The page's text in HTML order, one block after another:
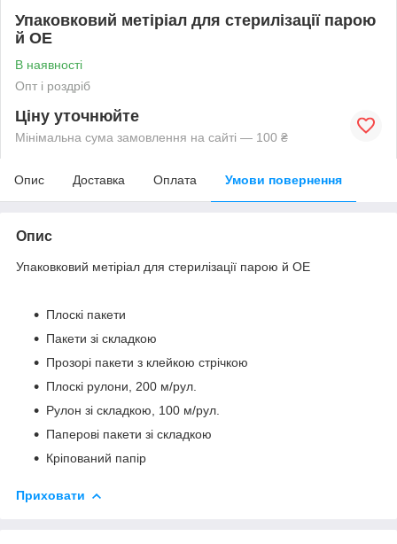
Упаковковий метіріал для стерилізації парою
й ОЕ
В наявності
Опт і роздріб
Ціну уточнюйте
Мінімальна сума замовлення на сайті — 100 ₴
Опис Доставка Оплата Умови повернення
Опис
Упаковковий метіріал для стерилізації парою й ОЕ
Плоскі пакети
Пакети зі складкою
Прозорі пакети з клейкою стрічкою
Плоскі рулони, 200 м/рул.
Рулон зі складкою, 100 м/рул.
Паперові пакети зі складкою
Кріпований папір
Приховати